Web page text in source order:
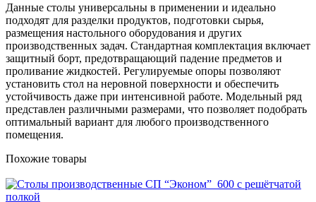
Данные столы универсальны в применении и идеально
подходят для разделки продуктов, подготовки сырья,
размещения настольного оборудования и других
производственных задач. Стандартная комплектация включает
защитный борт, предотвращающий падение предметов и
проливание жидкостей. Регулируемые опоры позволяют
установить стол на неровной поверхности и обеспечить
устойчивость даже при интенсивной работе. Модельный ряд
представлен различными размерами, что позволяет подобрать
оптимальный вариант для любого производственного
помещения.
Похожие товары